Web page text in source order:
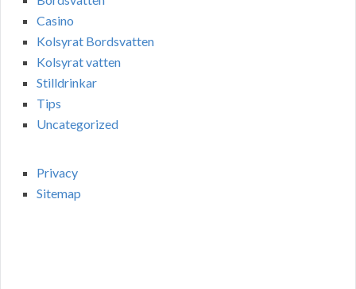
Casino
Kolsyrat Bordsvatten
Kolsyrat vatten
Stilldrinkar
Tips
Uncategorized
Privacy
Sitemap